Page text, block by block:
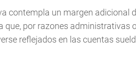
contempla un margen adicional
que, por razones administrativas
reflejados en las cuentas